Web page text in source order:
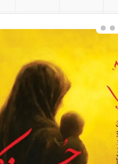
روایتی از زندگی حجت‌الاسلام سیدعلی‌اکبر ابوترابی‌فرد